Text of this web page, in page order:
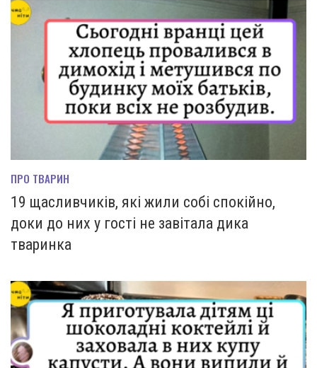
ПРО ТВАРИН
19 щасливчиків, які жили собі спокійно,
доки до них у гості не завітала дика
тваринка